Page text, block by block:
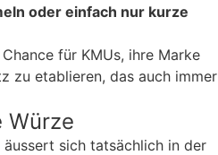
oder einfach nur kurze
für KMUs, ihre Marke
zu etablieren, das auch immer
Würze
äussert sich tatsächlich in der